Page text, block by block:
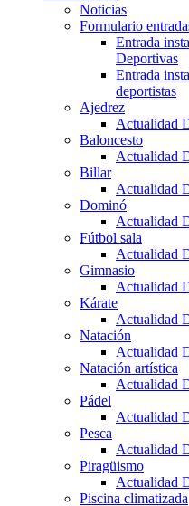
Noticias
Formulario
Entrada
Deportivas
Entrada
deportistas
Ajedrez
Actualidad
Baloncesto
Actualidad
Billar
Actualidad
Dominó
Actualidad
Fútbol sala
Actualidad
Gimnasio
Actualidad
Kárate
Actualidad
Natación
Actualidad
Natación artística
Actualidad
Pádel
Actualidad
Pesca
Actualidad
Piragüismo
Actualidad
Piscina climatizada